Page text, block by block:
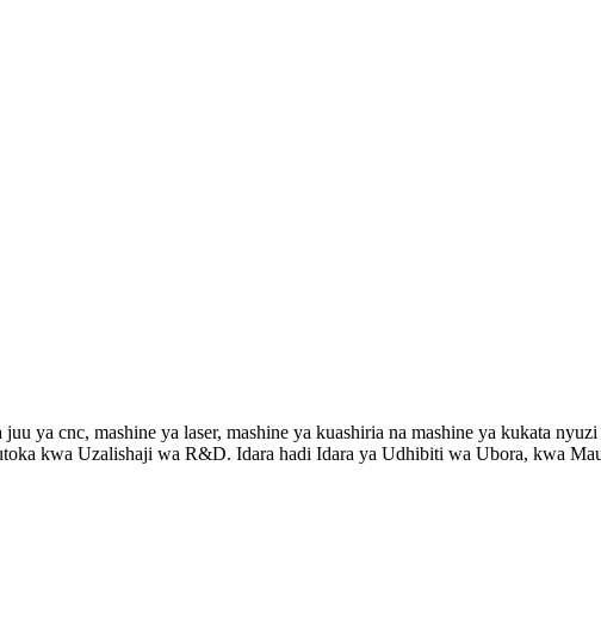
ya cnc, mashine ya laser, mashine ya kuashiria na mashine ya kukata
kwa Uzalishaji wa R&D. Idara hadi Idara ya Udhibiti wa Ubora, kwa